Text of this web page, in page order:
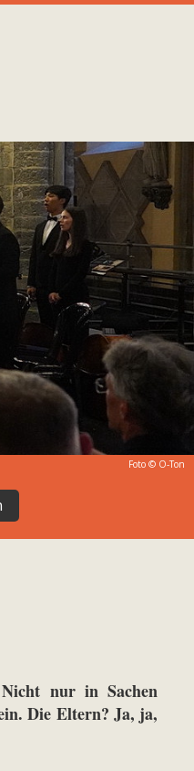
Foto © O-Ton
nur in Sachen
Die Eltern? Ja, ja,